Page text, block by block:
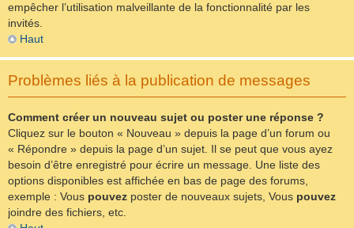
empêcher l’utilisation malveillante de la fonctionnalité par les
invités.
Haut
Problèmes liés à la publication de messages
Comment créer un nouveau sujet ou poster une réponse ?
Cliquez sur le bouton « Nouveau » depuis la page d’un forum ou
« Répondre » depuis la page d’un sujet. Il se peut que vous ayez
besoin d’être enregistré pour écrire un message. Une liste des
options disponibles est affichée en bas de page des forums,
exemple : Vous pouvez poster de nouveaux sujets, Vous pouvez
joindre des fichiers, etc.